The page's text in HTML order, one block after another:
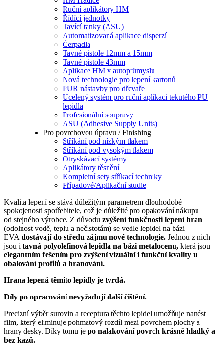
Ruční aplikátory HM
Řídící jednotky
Tavící tanky (ASU)
Automatizovaná aplikace disperzí
Čerpadla
Tavné pistole 12mm a 15mm
Tavné pistole 43mm
Aplikace HM v autoprůmyslu
Nová technologie pro lepení kartonů
PUR nástavby pro dřevaře
Ucelený systém pro ruční aplikaci tekutého PU
lepidla
Profesionální soupravy
ASU (Adhesive Supply Units)
Pro povrchovou úpravu / Finishing
Stříkání pod nízkým tlakem
Stříkání pod vysokým tlakem
Otryskávací systémy
Aplikátory těsnění
Kompletní sety stříkací techniky
Případové/Aplikační studie
Kvalita lepení se stává důležitým parametrem dlouhodobé
spokojenosti spotřebitele, což je důležité pro opakování nákupu
od stejného výrobce. Z důvodu zvýšení funkčnosti lepeníhran
(odolnost vodě, teplu a nečistotám) se vedle lepidel na bázi
EVA dostávají do středu zájmu nové technologie. Jednou z nich
jsou i tavná polyolefinová lepidla na bázi metalocenu, která jsou
elegantním řešením pro zvýšení vizuální i funkční kvality u
obalování profilů a hranování.
Hrana lepená těmito lepidly je tvrdá.
Díly po opracování nevyžadují další čištění.
Precizní výběr surovin a receptura těchto lepidel umožňuje nanést
film, který eliminuje pohmatový rozdíl mezi povrchem plochy a
hrany desky. Díky tomu je po nalakování povrch krásně hladký a
bez kazů.